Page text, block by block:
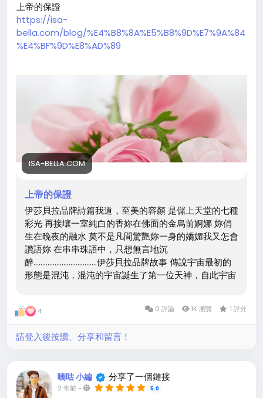
上帝的保證
https://isa-
bella.com/blog/%E4%B8%8A%E5%B8%9D%E7%9A%84
%E4%BF%9D%E8%AD%89
ISA-BELLA.COM
上帝的保證
伊莎貝拉品牌詩篇我道，至美的容顏 是儲上天堂的七種
彩光 再接壤一室純白的香妳在佛面的金烏前婀娜 妳俏
生在晚夜的融水 莫不是凡間驚艷妳一身的嬌媚我又怎會
讚語妳 在串串珠語中，只想無言地沉
醉....................................伊莎貝拉品牌故事 傳說宇宙最初的
形態是混沌，混沌的宇宙誕生了第一位天神，自此宇宙
BELLA不只擁有美貌，她的智慧表現在詩與藝術上更呈
分別鑲在她髮叢、耳垂、頸項、手腕、與指節上，到了
4 0 評論 1K 瀏覽 1 評分
請登入後按讚、分享和留言！
嘀咕 小編 分享了一個鏈接
2 年前- 5.0